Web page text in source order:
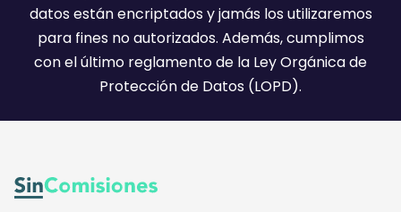
datos están encriptados y jamás los utilizaremos
para fines no autorizados. Además, cumplimos
con el último reglamento de la Ley Orgánica de
Protección de Datos (LOPD).